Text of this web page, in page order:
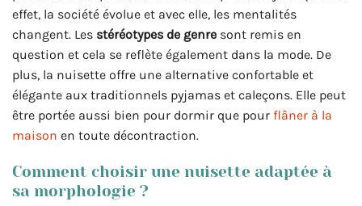
effet, la société évolue et avec elle, les mentalités
changent. Les stéréotypes de genre sont remis en
question et cela se reflète également dans la mode. De
plus, la nuisette offre une alternative confortable et
élégante aux traditionnels pyjamas et caleçons. Elle peut
être portée aussi bien pour dormir que pour flâner à la
maison en toute décontraction.
Comment choisir une nuisette adaptée à
sa morphologie ?